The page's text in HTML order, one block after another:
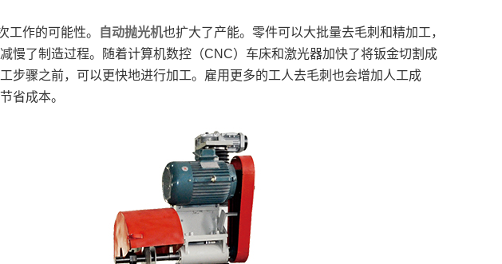
工作的可能性。
自动抛光机也扩大了产能。零件可以大批量去毛刺和精加工，
慢了制造过程。随着计算机数控（CNC）车床和激光器加快了将钣金切割成
步骤之前，可以更快地进行加工。雇用更多的工人去毛刺也会增加人工成
省成本。